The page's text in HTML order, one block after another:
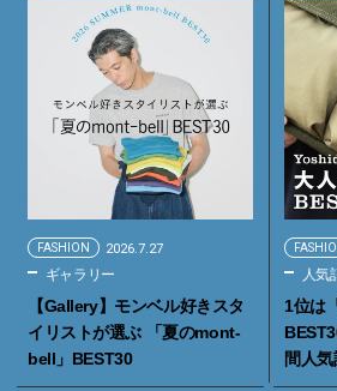
FASHION 2026.7.27
ギャラリー
【Gallery】モンベル好きスタ
イリストが選ぶ 「夏のmont-
bell」BEST30
人気
1位は
間人気